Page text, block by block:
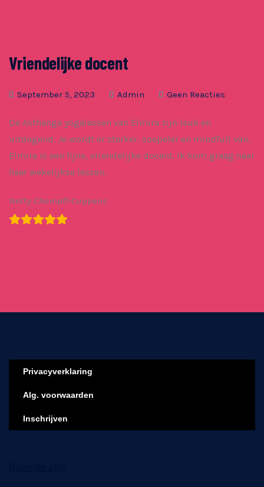
Vriendelijke docent
September 5, 2023 Admin Geen Reacties
De Asthanga yogalessen van Elmira zijn leuk en
uitdagend. Je wordt er sterker, soepeler en mindfull van.
Elmira is een fijne, vriendelijke docent. Ik kom graag naar
haar wekelijkse lessen.
Netty Chömpff-Cuppens
Privacyverklaring
Alg. voorwaarden
Inschrijven